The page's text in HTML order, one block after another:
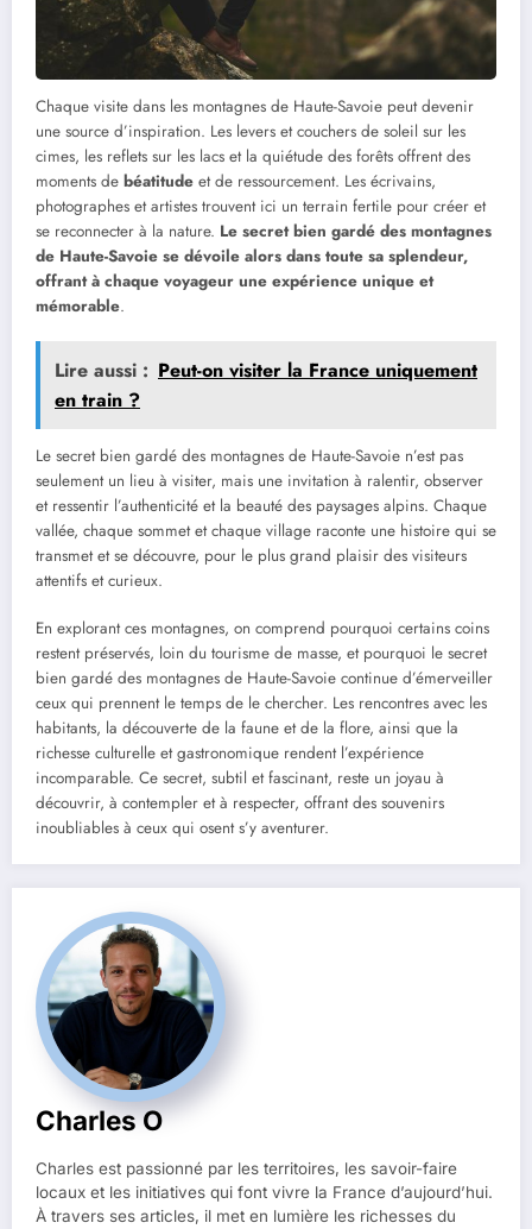
Chaque visite dans les montagnes de Haute-Savoie peut devenir
une source d’inspiration. Les levers et couchers de soleil sur les
cimes, les reflets sur les lacs et la quiétude des forêts offrent des
moments de béatitude et de ressourcement. Les écrivains,
photographes et artistes trouvent ici un terrain fertile pour créer et
se reconnecter à la nature. Le secret bien gardé des montagnes
de Haute-Savoie se dévoile alors dans toute sa splendeur,
offrant à chaque voyageur une expérience unique et
mémorable.
Lire aussi : Peut-on visiter la France uniquement
en train ?
Le secret bien gardé des montagnes de Haute-Savoie n’est pas
seulement un lieu à visiter, mais une invitation à ralentir, observer
et ressentir l’authenticité et la beauté des paysages alpins. Chaque
vallée, chaque sommet et chaque village raconte une histoire qui se
transmet et se découvre, pour le plus grand plaisir des visiteurs
attentifs et curieux.
En explorant ces montagnes, on comprend pourquoi certains coins
restent préservés, loin du tourisme de masse, et pourquoi le secret
bien gardé des montagnes de Haute-Savoie continue d’émerveiller
ceux qui prennent le temps de le chercher. Les rencontres avec les
habitants, la découverte de la faune et de la flore, ainsi que la
richesse culturelle et gastronomique rendent l’expérience
incomparable. Ce secret, subtil et fascinant, reste un joyau à
découvrir, à contempler et à respecter, offrant des souvenirs
inoubliables à ceux qui osent s’y aventurer.
Charles O
Charles est passionné par les territoires, les savoir-faire
locaux et les initiatives qui font vivre la France d’aujourd’hui.
À travers ses articles, il met en lumière les richesses du